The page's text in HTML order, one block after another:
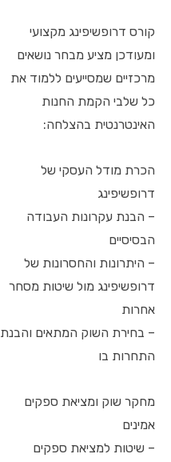
קורס דרופשיפינג מקצועי
ומעודכן מציע מבחר נושאים
מרכזיים שמסייעים ללמוד את
כל שלבי הקמת החנות
האינטרנטית בהצלחה:
הכרת מודל העסקי של
דרופשיפינג
– הבנת עקרונות העבודה
הבסיסיים
– היתרונות והחסרונות של
דרופשיפינג מול שיטות מסחר
אחרות
– בחירת השוק המתאים והבנת
התחרות בו
מחקר שוק ומציאת ספקים
אמינים
– שיטות למציאת ספקים